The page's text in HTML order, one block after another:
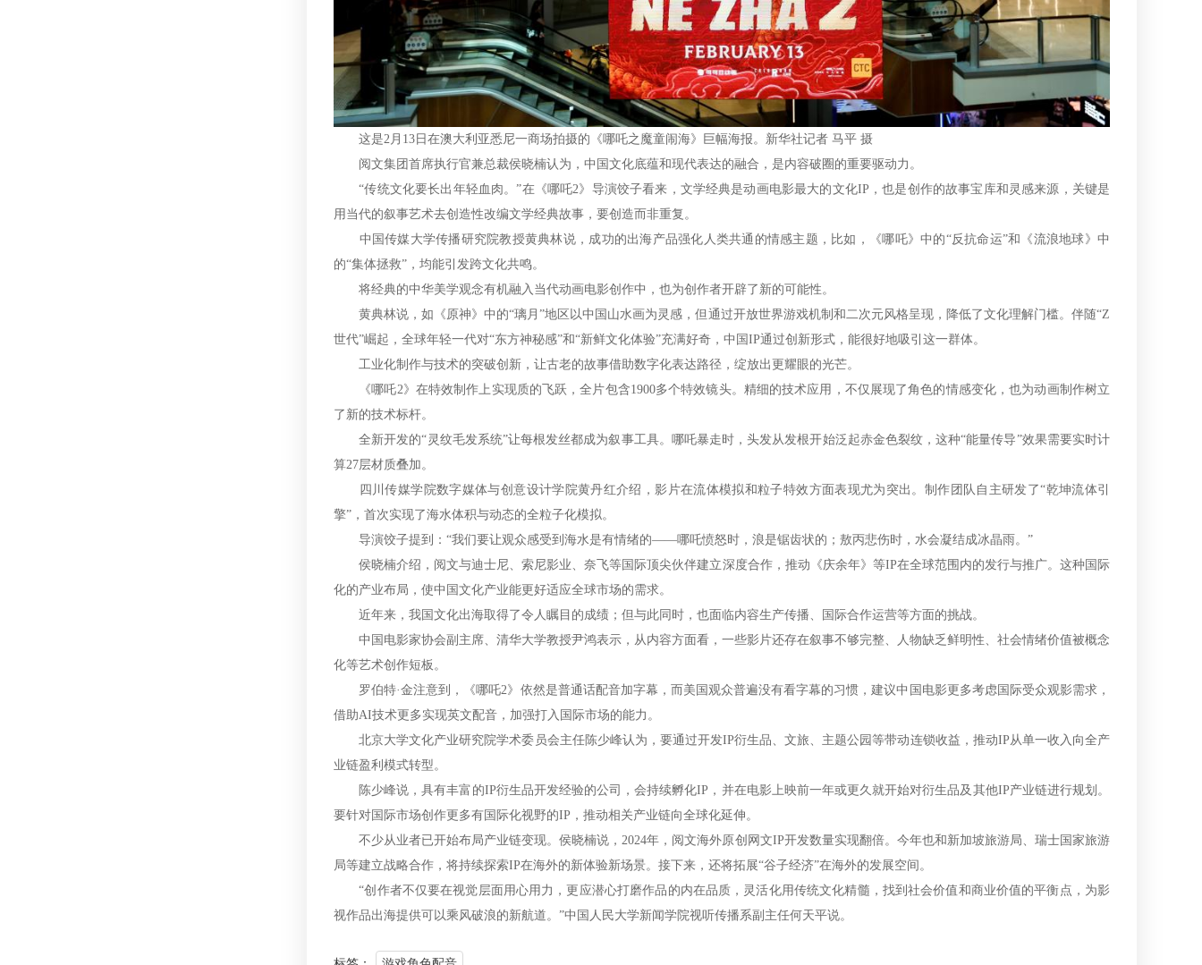
这是2月13日在澳大利亚悉尼一商场拍摄的《哪吒之魔童闹海》巨幅海报。新华社记者 马平 摄
阅文集团首席执行官兼总裁侯晓楠认为，中国文化底蕴和现代表达的融合，是内容破圈的重要驱动力。
“传统文化要长出年轻血肉。”在《哪吒2》导演饺子看来，文学经典是动画电影最大的文化IP，也是创作的故事宝库和灵感来源，关键是
用当代的叙事艺术去创造性改编文学经典故事，要创造而非重复。
中国传媒大学传播研究院教授黄典林说，成功的出海产品强化人类共通的情感主题，比如，《哪吒》中的“反抗命运”和《流浪地球》中
的“集体拯救”，均能引发跨文化共鸣。
将经典的中华美学观念有机融入当代动画电影创作中，也为创作者开辟了新的可能性。
黄典林说，如《原神》中的“璃月”地区以中国山水画为灵感，但通过开放世界游戏机制和二次元风格呈现，降低了文化理解门槛。伴随“Z
世代”崛起，全球年轻一代对“东方神秘感”和“新鲜文化体验”充满好奇，中国IP通过创新形式，能很好地吸引这一群体。
工业化制作与技术的突破创新，让古老的故事借助数字化表达路径，绽放出更耀眼的光芒。
《哪吒2》在特效制作上实现质的飞跃，全片包含1900多个特效镜头。精细的技术应用，不仅展现了角色的情感变化，也为动画制作树立
了新的技术标杆。
全新开发的“灵纹毛发系统”让每根发丝都成为叙事工具。哪吒暴走时，头发从发根开始泛起赤金色裂纹，这种“能量传导”效果需要实时计
算27层材质叠加。
四川传媒学院数字媒体与创意设计学院黄丹红介绍，影片在流体模拟和粒子特效方面表现尤为突出。制作团队自主研发了“乾坤流体引
擎”，首次实现了海水体积与动态的全粒子化模拟。
导演饺子提到：“我们要让观众感受到海水是有情绪的——哪吒愤怒时，浪是锯齿状的；敖丙悲伤时，水会凝结成冰晶雨。”
侯晓楠介绍，阅文与迪士尼、索尼影业、奈飞等国际顶尖伙伴建立深度合作，推动《庆余年》等IP在全球范围内的发行与推广。这种国际
化的产业布局，使中国文化产业能更好适应全球市场的需求。
近年来，我国文化出海取得了令人瞩目的成绩；但与此同时，也面临内容生产传播、国际合作运营等方面的挑战。
中国电影家协会副主席、清华大学教授尹鸿表示，从内容方面看，一些影片还存在叙事不够完整、人物缺乏鲜明性、社会情绪价值被概念
化等艺术创作短板。
罗伯特·金注意到，《哪吒2》依然是普通话配音加字幕，而美国观众普遍没有看字幕的习惯，建议中国电影更多考虑国际受众观影需求，
借助AI技术更多实现英文配音，加强打入国际市场的能力。
北京大学文化产业研究院学术委员会主任陈少峰认为，要通过开发IP衍生品、文旅、主题公园等带动连锁收益，推动IP从单一收入向全产
业链盈利模式转型。
陈少峰说，具有丰富的IP衍生品开发经验的公司，会持续孵化IP，并在电影上映前一年或更久就开始对衍生品及其他IP产业链进行规划。
要针对国际市场创作更多有国际化视野的IP，推动相关产业链向全球化延伸。
不少从业者已开始布局产业链变现。侯晓楠说，2024年，阅文海外原创网文IP开发数量实现翻倍。今年也和新加坡旅游局、瑞士国家旅游
局等建立战略合作，将持续探索IP在海外的新体验新场景。接下来，还将拓展“谷子经济”在海外的发展空间。
“创作者不仅要在视觉层面用心用力，更应潜心打磨作品的内在品质，灵活化用传统文化精髓，找到社会价值和商业价值的平衡点，为影
视作品出海提供可以乘风破浪的新航道。”中国人民大学新闻学院视听传播系副主任何天平说。